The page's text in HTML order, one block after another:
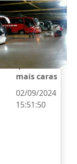
Passagens
do
transporte
rodoviário
intermunic
ipal ficam
mais caras
02/09/2024
15:51:50